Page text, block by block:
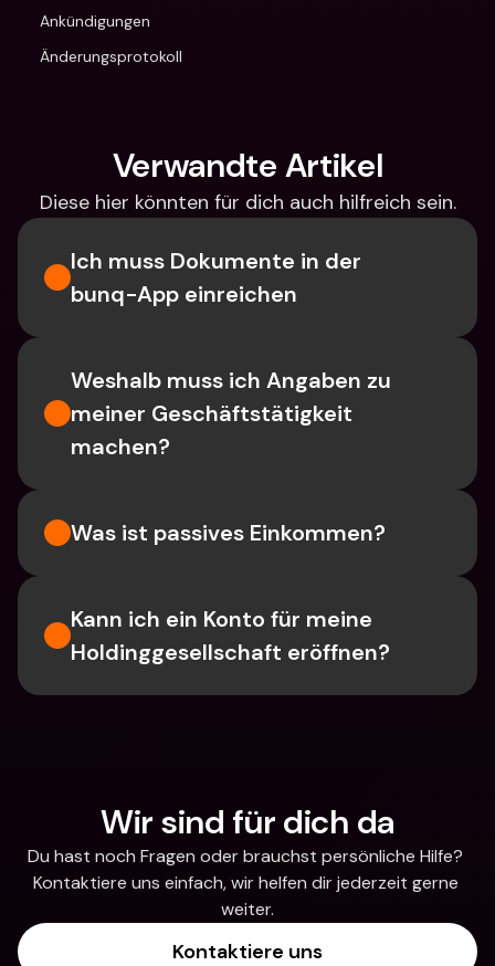
Ankündigungen
Änderungsprotokoll
Verwandte Artikel
Diese hier könnten für dich auch hilfreich sein.
Ich muss Dokumente in der
bunq-App einreichen
Weshalb muss ich Angaben zu
meiner Geschäftstätigkeit
machen?
Was ist passives Einkommen?
Kann ich ein Konto für meine
Holdinggesellschaft eröffnen?
Wir sind für dich da
Du hast noch Fragen oder brauchst persönliche Hilfe?
Kontaktiere uns einfach, wir helfen dir jederzeit gerne
weiter.
Kontaktiere uns